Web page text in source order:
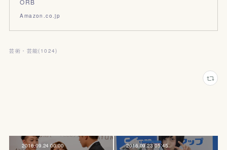
ORB
Amazon.co.jp
芸術・芸能( 1024)
2016.09.24 00:00 2016.09.23 05:45